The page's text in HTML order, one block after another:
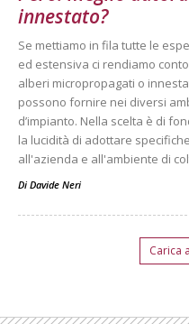
innestato?
Se mettiamo in fila tutte le
ed estensiva ci rendiamo
alberi micropropagati o
possono fornire nei diversi
d’impianto. Nella scelta è di
la lucidità di adottare
all'azienda e all'ambiente di
Di Davide Neri
Carica